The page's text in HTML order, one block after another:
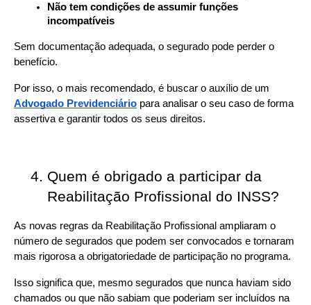
Não tem condições de assumir funções
incompatíveis
Sem documentação adequada, o segurado pode perder o
benefício.
Advogado Previdenciário para analisar o seu caso de forma
assertiva e garantir todos os seus direitos.
Quem é obrigado a participar da
Reabilitação Profissional do INSS?
As novas regras da Reabilitação Profissional ampliaram o
número de segurados que podem ser convocados e tornaram
mais rigorosa a obrigatoriedade de participação no programa.
Isso significa que, mesmo segurados que nunca haviam sido
chamados ou que não sabiam que poderiam ser incluídos na